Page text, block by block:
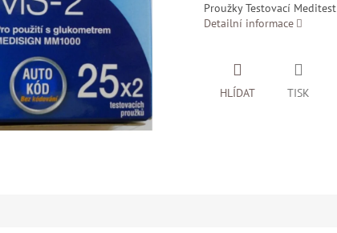
Proužky Testovací
Detailní informace
TISK
HLÍDAT